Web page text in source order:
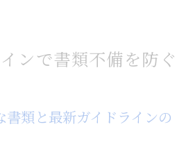
ンで書類不備を防ぐ
書類と最新ガイドラインの